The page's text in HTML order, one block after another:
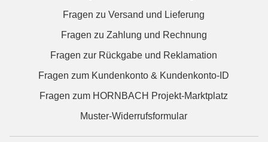
Fragen zu Versand und Lieferung
Fragen zu Zahlung und Rechnung
Fragen zur Rückgabe und Reklamation
Fragen zum Kundenkonto & Kundenkonto-ID
Fragen zum HORNBACH Projekt-Marktplatz
Muster-Widerrufsformular